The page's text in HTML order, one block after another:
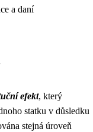
a daní
efekt, který
statku v důsledku
stejná úroveň